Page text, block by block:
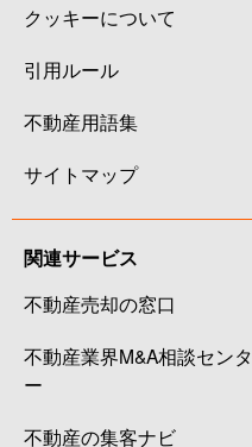
クッキーについて
引用ルール
不動産用語集
サイトマップ
関連サービス
不動産売却の窓口
不動産業界M&A相談センタ
ー
不動産の集客ナビ